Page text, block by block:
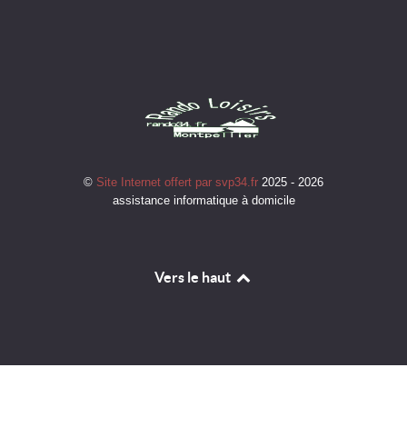
© Site Internet offert par svp34.fr 2025 - 2026
assistance informatique à domicile
Vers le haut